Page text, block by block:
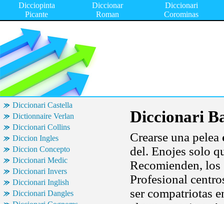
Dicciopinta
Picante
Diccionar
Roman
Diccionari
Corominas
Diccionari Castella
Dictionnaire Verlan
Diccionari Collins
Diccion Ingles
Diccion Concepto
Diccionari Medic
Diccionari Invers
Diccionari Inglish
Diccionari Dangles
Diccionari
Crearse una pelea
del. Enojes solo
Recomienden,
Profesional
ser compatriotas